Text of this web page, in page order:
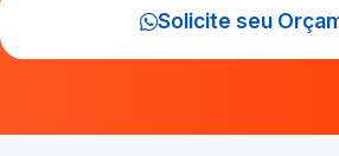
Solicite seu